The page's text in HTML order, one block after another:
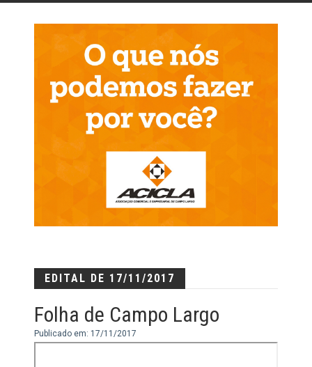
EDITAL DE 17/11/2017
Folha de Campo Largo
Publicado em: 17/11/2017